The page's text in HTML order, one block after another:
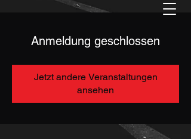
Anmeldung geschlossen
Jetzt andere Veranstaltungen
ansehen